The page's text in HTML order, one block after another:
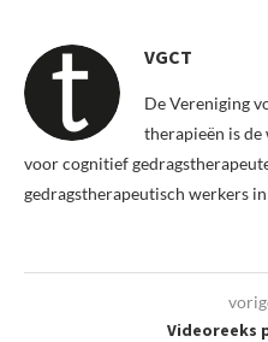
VGCT
De Vereniging
therapieën is
voor cognitief
gedragstherapeutisch werkers
Videoreeks